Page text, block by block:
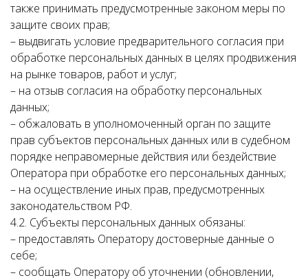
также принимать предусмотренные законом меры по
защите своих прав;
– выдвигать условие предварительного согласия при
обработке персональных данных в целях продвижения
на рынке товаров, работ и услуг;
– на отзыв согласия на обработку персональных
данных;
– обжаловать в уполномоченный орган по защите
прав субъектов персональных данных или в судебном
порядке неправомерные действия или бездействие
Оператора при обработке его персональных данных;
– на осуществление иных прав, предусмотренных
законодательством РФ.
4.2. Субъекты персональных данных обязаны:
– предоставлять Оператору достоверные данные о
себе;
– сообщать Оператору об уточнении (обновлении,